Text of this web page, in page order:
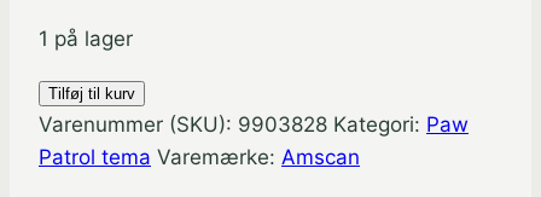
1 på lager
Paw
Patrol
Confetti
Tilføj til kurv
Varenummer (SKU): 9903828 Kategori: Paw
Patrol tema Varemærke: Amscan